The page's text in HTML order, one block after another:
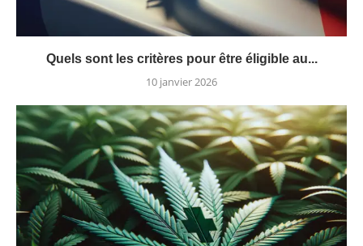
Quels sont les critères pour être éligible au...
10 janvier 2026